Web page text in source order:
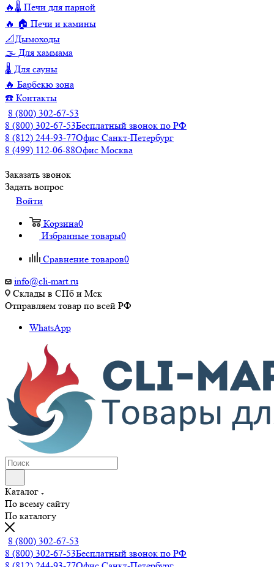
🔥🌡️ Печи для парной
🔥 🏠 Печи и камины
📐Дымоходы
🌫️ Для хаммама
🌡️ Для сауны
🔥 Барбекю зона
☎️ Контакты
8 (800) 302-67-53
8 (800) 302-67-53Бесплатный звонок по РФ
8 (812) 244-93-77Офис Санкт-Петербург
8 (499) 112-06-88Офис Москва
Заказать звонок
Задать вопрос
Войти
Корзина0
Избранные товары0
Сравнение товаров0
info@cli-mart.ru
Склады в СПб и Мск
Отправляем товар по всей РФ
WhatsApp
Каталог
По всему сайту
По каталогу
8 (800) 302-67-53
8 (800) 302-67-53Бесплатный звонок по РФ